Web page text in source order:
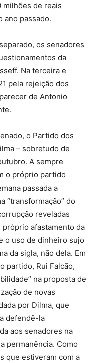
milhões de reais
ano passado.
os senadores
da
Na terceira e
pela rejeição dos
de Antonio
o Partido dos
– sobretudo de
A sempre
o próprio partido
passada a
“transformação” do
reveladas
próprio afastamento da
o uso de dinheiro sujo
da sigla, não dela. Em
partido, Rui Falcão,
na proposta de
de novas
por Dilma, que
defendê-la
aos senadores na
permanência. Como
que estiveram com a